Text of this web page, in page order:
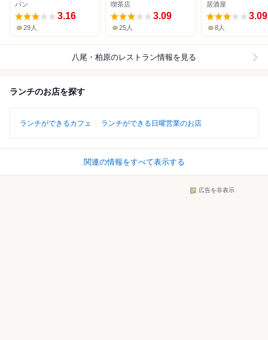
パン
3.16
29人
喫茶店
3.09
25人
居酒屋
3.09
8人
八尾・柏原のレストラン情報を見る
ランチのお店を探す
ランチができるカフェ ランチができる日曜営業のお店
関連の情報をすべて表示する
広告を非表示